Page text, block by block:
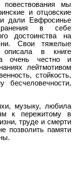
мы
и отцовские
дали Евфросинье
в себе
достоинства на
Свои тяжелые
описала в книге
очень честно и
лейтмотивом
стойкость,
бесчеловечности,
музыку, любила
к пережитому в
труде и смерти
позволить памяти